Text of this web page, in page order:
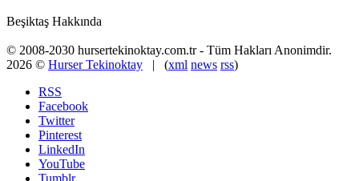
Beşiktaş Hakkında
© 2008-2030 hursertekinoktay.com.tr - Tüm Hakları Anonimdir.
2026 © Hurser Tekinoktay | (xml news rss)
RSS
Facebook
Twitter
Pinterest
LinkedIn
YouTube
Tumblr